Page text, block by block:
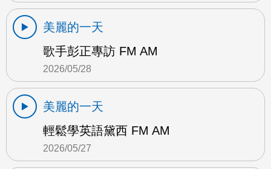
美麗的一天
歌手彭正專訪 FM AM
2026/05/28
美麗的一天
輕鬆學英語黛西 FM AM
2026/05/27